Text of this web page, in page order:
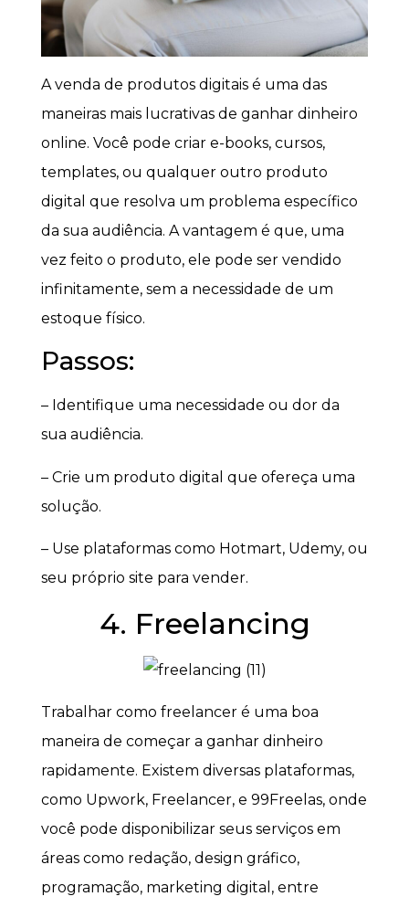
A venda de produtos digitais é uma das
maneiras mais lucrativas de ganhar dinheiro
online. Você pode criar e-books, cursos,
templates, ou qualquer outro produto
digital que resolva um problema específico
da sua audiência. A vantagem é que, uma
vez feito o produto, ele pode ser vendido
infinitamente, sem a necessidade de um
estoque físico.
Passos:
– Identifique uma necessidade ou dor da
sua audiência.
– Crie um produto digital que ofereça uma
solução.
– Use plataformas como Hotmart, Udemy, ou
seu próprio site para vender.
4. Freelancing
Trabalhar como freelancer é uma boa
maneira de começar a ganhar dinheiro
rapidamente. Existem diversas plataformas,
como Upwork, Freelancer, e 99Freelas, onde
você pode disponibilizar seus serviços em
áreas como redação, design gráfico,
programação, marketing digital, entre